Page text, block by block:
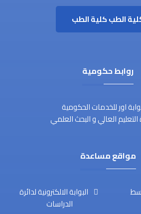
الطبكلية الطب
روابط حكومية
اور للخدمات الحكومية
التعليم العالي و البحث العلمي
مواقع مساعدة
البوابة الالكترونية لدائرة
الدراسات